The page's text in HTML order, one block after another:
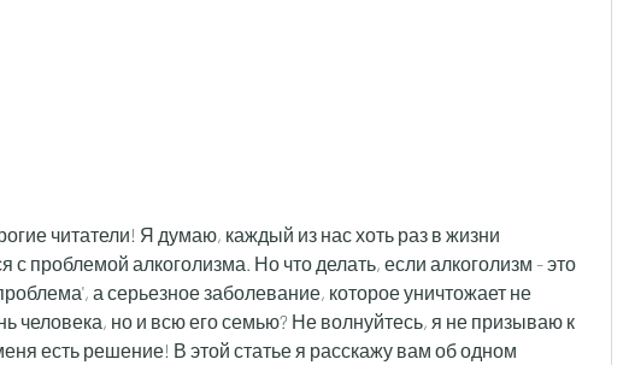
читатели! Я думаю, каждый из нас хоть раз в жизни
с проблемой алкоголизма. Но что делать, если алкоголизм - это
а серьезное заболевание, которое уничтожает не
человека, но и всю его семью? Не волнуйтесь, я не призываю к
есть решение! В этой статье я расскажу вам об одном